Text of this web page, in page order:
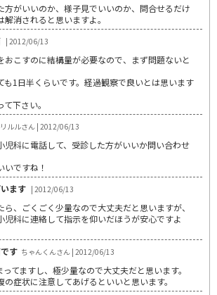
方がいいのか、様子見でいいのか、問合せるだけ
消されると思いますよ。
| 2012/06/13
おこすのに結構量が必要なので、まず問題ないと
も1日半くらいです。経過観察で良いとは思います
下さい。
ルルさん | 2012/06/13
児科に電話して、受診した方がいいか問い合わせ
いですね！
ます | 2012/06/13
ら、ごくごく少量なので大丈夫だと思いますが、
児科に連絡して指示を仰いだほうが安心ですよ
す ちゃんくんさん | 2012/06/13
ってますし、極少量なので大丈夫だと思います。
の症状に注意してあげるといいと思います。